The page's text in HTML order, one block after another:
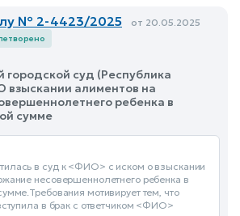
№ 2-4423/2025 от 20.05.2025
городской суд (Республика
взыскании алиментов на
ребенка в
сумме
в суд к <ФИО> с иском о взыскании
несовершеннолетнего ребенка в
мотивирует тем, что
в брак с ответчиком <ФИО>